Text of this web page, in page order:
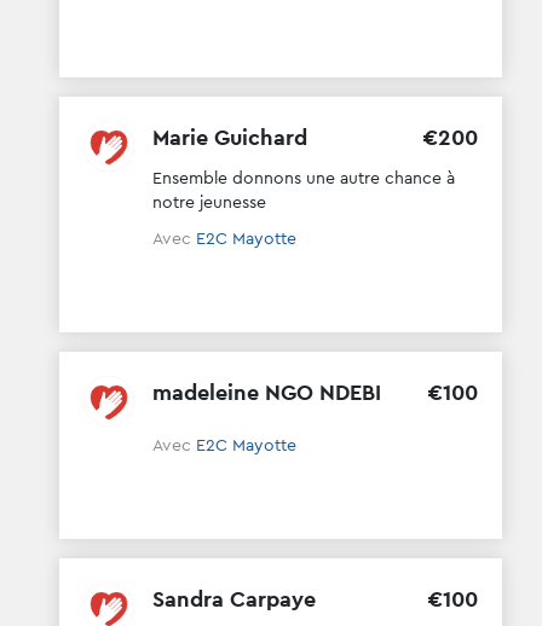
Marie Guichard €200
Ensemble donnons une autre chance à
notre jeunesse
Avec E2C Mayotte
madeleine NGO NDEBI €100
Avec E2C Mayotte
Sandra Carpaye €100